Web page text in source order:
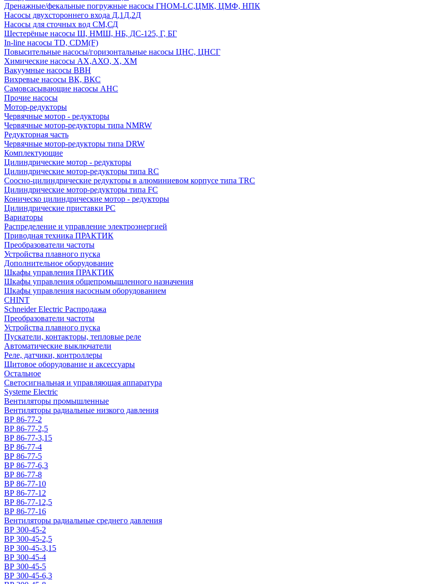
Дренажные/фекальные погружные насосы ГНОМ-LC,ЦМК, ЦМФ, НПК
Насосы двухстороннего входа Д,1Д,2Д
Насосы для сточных вод СМ,СД
Шестерёные насосы Ш, НМШ, НБ, ДС-125, Г, БГ
In-line насосы TD, CDM(F)
Повысительные насосы/горизонтальные насосы ЦНС, ЦНСГ
Химические насосы АХ,АХО, Х, ХМ
Вакуумные насосы ВВН
Вихревые насосы ВК, ВКС
Самовсасывающие насосы АНС
Прочие насосы
Мотор-редукторы
Червячные мотор - редукторы
Червячные мотор-редукторы типа NMRW
Редукторная часть
Червячные мотор-редукторы типа DRW
Комплектующие
Цилиндрические мотор - редукторы
Цилиндрические мотор-редукторы типа RC
Соосно-цилиндрические редукторы в алюминиевом корпусе типа TRC
Цилиндрические мотор-редукторы типа FC
Коническо цилиндрические мотор - редукторы
Цилиндрические приставки PC
Вариаторы
Распределение и управление электроэнергией
Приводная техника ПРАКТИК
Преобразователи частоты
Устройства плавного пуска
Дополнительное оборудование
Шкафы управления ПРАКТИК
Шкафы управления общепромышленного назначения
Шкафы управления насосным оборудованием
CHINT
Schneider Electric Распродажа
Преобразователи частоты
Устройства плавного пуска
Пускатели, контакторы, тепловые реле
Автоматические выключатели
Реле, датчики, контроллеры
Щитовое оборудование и аксессуары
Остальное
Светосигнальная и управляющая аппаратура
Systeme Electric
Вентиляторы промышленные
Вентиляторы радиальные низкого давления
ВР 86-77-2
ВР 86-77-2,5
ВР 86-77-3,15
ВР 86-77-4
ВР 86-77-5
ВР 86-77-6,3
ВР 86-77-8
ВР 86-77-10
ВР 86-77-12
ВР 86-77-12,5
ВР 86-77-16
Вентиляторы радиальные среднего давления
ВР 300-45-2
ВР 300-45-2,5
ВР 300-45-3,15
ВР 300-45-4
ВР 300-45-5
ВР 300-45-6,3